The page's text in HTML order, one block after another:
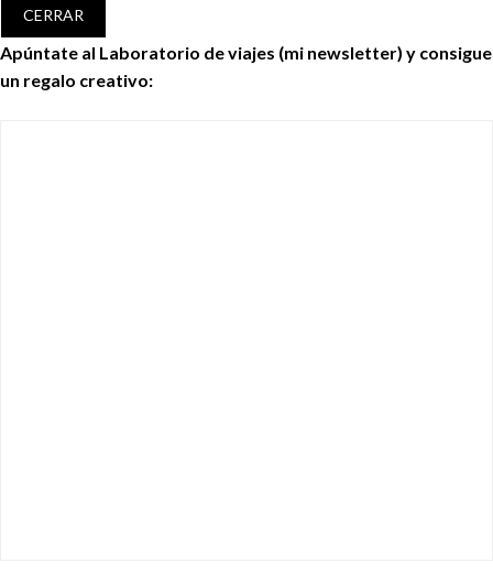
CERRAR
Apúntate al Laboratorio de viajes (mi newsletter) y consigue
un regalo creativo: